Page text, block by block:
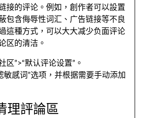
接的评论 。例如，創作者可以設置
包含侮辱性词汇 、 广告链接等不良
這種方式， 可以大大减少负面评论
区的清洁 。
区”>“默认评论设置” 。
敏感词”选项 ，并根据需要手动添加
理評論區